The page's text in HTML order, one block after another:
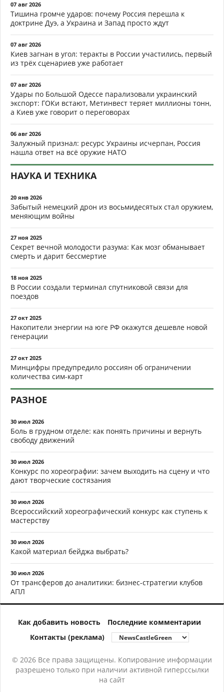
07 авг 2026
Тишина громче ударов: почему Россия перешла к
доктрине Дуэ, а Украина и Запад просто ждут
07 авг 2026
Киев загнан в угол: теракты в России участились, первый
из трёх сценариев уже работает
07 авг 2026
Удары по Большой Одессе парализовали украинский
экспорт: ГОКи встают, Метинвест теряет миллионы тонн,
а Киев уже говорит о переговорах
06 авг 2026
Залужный признал: ресурс Украины исчерпан, Россия
нашла ответ на всё оружие НАТО
НАУКА И ТЕХНИКА
20 янв 2026
Забытый немецкий дрон из восьмидесятых стал оружием,
меняющим войны
27 ноя 2025
Секрет вечной молодости разума: Как мозг обманывает
смерть и дарит бессмертие
18 ноя 2025
В России создали терминал спутниковой связи для
поездов
27 окт 2025
Накопители энергии на юге РФ окажутся дешевле новой
генерации
27 окт 2025
Минцифры предупредило россиян об ограничении
количества сим-карт
РАЗНОЕ
30 июл 2026
Боль в грудном отделе: как понять причины и вернуть
свободу движений
30 июл 2026
Конкурс по хореографии: зачем выходить на сцену и что
дают творческие состязания
30 июл 2026
Всероссийский хореографический конкурс как ступень к
мастерству
30 июл 2026
Какой материал бейджа выбрать?
30 июл 2026
От трансферов до аналитики: бизнес-стратегии клубов
АПЛ
Как добавить новость
Последние комментарии
Контакты (реклама)
© 2026 Все права защищены. Копирование информации
разрешено только при наличии активной гиперссылки
на сайт